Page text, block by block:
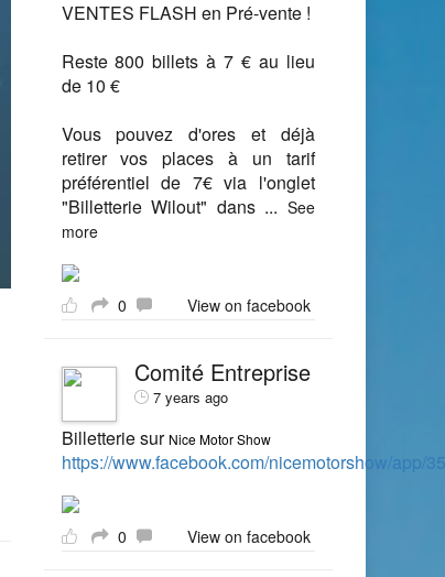
VENTES FLASH en Pré-vente !
Reste 800 billets à 7 € au lieu
de 10 €
Vous pouvez d'ores et déjà
retirer vos places à un tarif
préférentiel de 7€ via l'onglet
"Billetterie Wilout" dans ... See
more
0 View on facebook
Comité Entreprise
7 years ago
Billetterie sur Nice Motor Show
https://www.facebook.com/nicemotorshow/app/
0 View on facebook